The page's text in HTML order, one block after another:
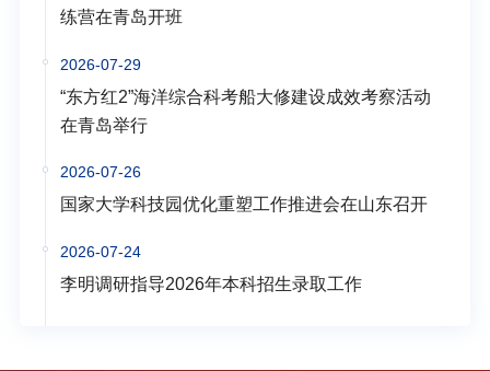
练营在青岛开班
2026-07-29
“东方红2”海洋综合科考船大修建设成效考察活动
在青岛举行
2026-07-26
国家大学科技园优化重塑工作推进会在山东召开
2026-07-24
李明调研指导2026年本科招生录取工作